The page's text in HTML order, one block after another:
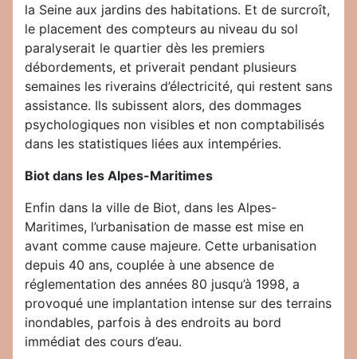
la Seine aux jardins des habitations. Et de surcroît,
le placement des compteurs au niveau du sol
paralyserait le quartier dès les premiers
débordements, et priverait pendant plusieurs
semaines les riverains d’électricité, qui restent sans
assistance. Ils subissent alors, des dommages
psychologiques non visibles et non comptabilisés
dans les statistiques liées aux intempéries.
Biot dans les Alpes-Maritimes
Enfin dans la ville de Biot, dans les Alpes-
Maritimes, l’urbanisation de masse est mise en
avant comme cause majeure. Cette urbanisation
depuis 40 ans, couplée à une absence de
réglementation des années 80 jusqu’à 1998, a
provoqué une implantation intense sur des terrains
inondables, parfois à des endroits au bord
immédiat des cours d’eau.